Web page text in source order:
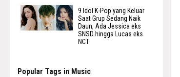
9 Idol K-Pop yang Keluar
Saat Grup Sedang Naik
Daun, Ada Jessica eks
SNSD hingga Lucas eks
NCT
Popular Tags in Music